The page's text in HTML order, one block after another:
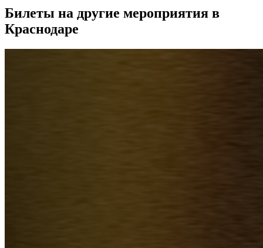
Билеты на другие мероприятия в
Краснодаре